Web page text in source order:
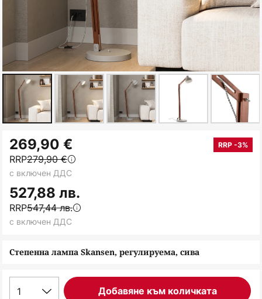
към
началото
на
галерия
със
снимки
Степенна лампа Skansen, регулируема, сива
269,90 € RRP -3%
RRP279,90 €
527,88 лв.
RRP547,44 лв.
с включен ДДС
с включен ДДС
1 Добавяне към количката